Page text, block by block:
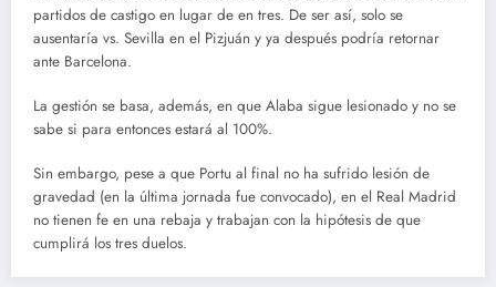
partidos de castigo en lugar de en tres. De ser así, solo se
ausentaría vs. Sevilla en el Pizjuán y ya después podría retornar
ante Barcelona.
La gestión se basa, además, en que Alaba sigue lesionado y no se
sabe si para entonces estará al 100%.
Sin embargo, pese a que Portu al final no ha sufrido lesión de
gravedad (en la última jornada fue convocado), en el Real Madrid
no tienen fe en una rebaja y trabajan con la hipótesis de que
cumplirá los tres duelos.